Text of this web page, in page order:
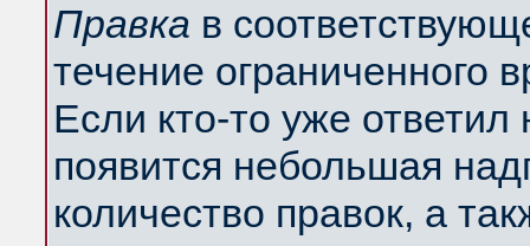
Правка в
течение ограниченного
Если кто-то уже
появится небольшая
количество правок, а